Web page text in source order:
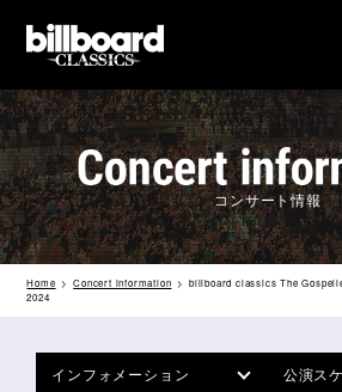
コンサート情報
Home Concert information
billboard classics The
2024
インフォメーション 公演ス